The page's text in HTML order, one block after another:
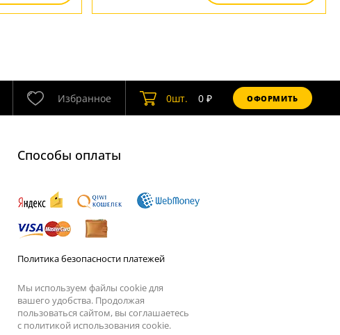
Избранное 0шт. 0₽ ОФОРМИТЬ
Способы оплаты
Политика безопасности платежей
Мы используем файлы cookie для
вашего удобства. Продолжая
пользоваться сайтом, вы соглашаетесь
с политикой использования cookie.